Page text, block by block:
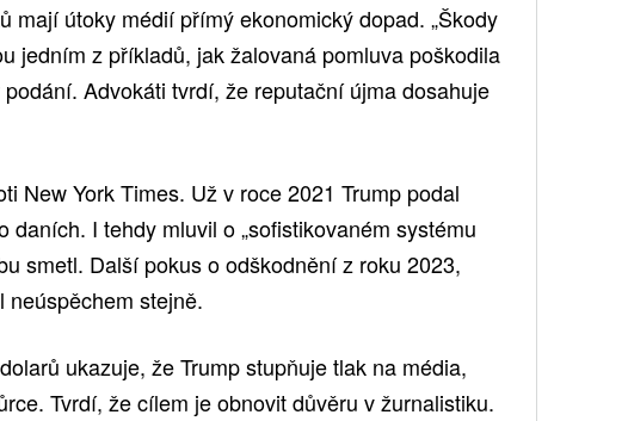
mají útoky médií přímý ekonomický dopad. „Škody
jedním z příkladů, jak žalovaná pomluva poškodila
podání. Advokáti tvrdí, že reputační újma dosahuje
New York Times. Už v roce 2021 Trump podal
daních. I tehdy mluvil o „sofistikovaném systému
smetl. Další pokus o odškodnění z roku 2023,
neúspěchem stejně.
ukazuje, že Trump stupňuje tlak na média,
Tvrdí, že cílem je obnovit důvěru v žurnalistiku.